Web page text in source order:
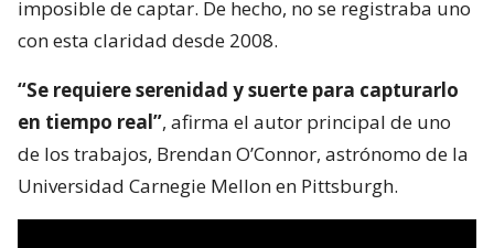
imposible de captar. De hecho, no se registraba uno
con esta claridad desde 2008.
“Se requiere serenidad y suerte para capturarlo
en tiempo real”, afirma el autor principal de uno
de los trabajos, Brendan O’Connor, astrónomo de la
Universidad Carnegie Mellon en Pittsburgh.